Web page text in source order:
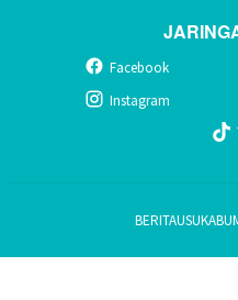
Facebook
Instagram